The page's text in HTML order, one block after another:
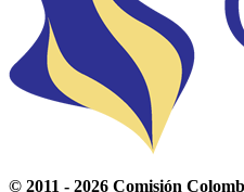
© 2011 - 2026 Comisión